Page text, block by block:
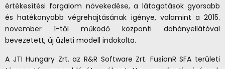
értékesítési forgalom növekedése, a látogatások gyorsabb
és hatékonyabb végrehajtásának igénye, valamint a 2015.
november 1-től működő központi dohányellátóval
bevezetett, új üzleti modell indokolta.
A JTI Hungary Zrt. az R&R Software Zrt. FusionR SFA területi